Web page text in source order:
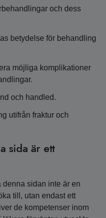
och dess
betydelse för behandling
möjliga komplikationer
och handled.
utifrån fraktur och
sida är ett
denna sidan inte är en
till, utan endast ett
de kompetenser inom